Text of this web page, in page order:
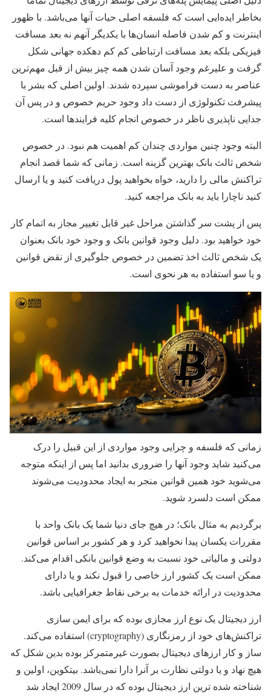
بخاطر ایده‌ایی است که فلسفه اصلی حیات آنها می‌باشد. با ظهور
اینترنت و کم شدن فاصله انسان‌ها با یکدیگر آنهم نه بعد مسافت
فیزیکی بلکه بعد مسافت ارتباطی کم کم دهکده جهانی شکل
گرفت و علیرغم وجود آسان شدن همه چیز بیش از قبل مهم‌ترین
عناصر به دست فراموشی سپرده شدند. اولین اصلی که بشر با
پیشرفت تکنولوژی از دست داد وجود حریم خصوص و در پس آن
جدایی ناپذیری ناظر در خصوص انجام کلیه فرایندها است.
البته وجود چنین مواردی چندان کم اهمیت هم نبود. در خصوص
شخص ثالث بانک بهترین گزینه است. زمانی که شما قصد انجام
تراکنش مالی را دارید، خواه بخواهید پول دریافت کنید و یا ارسال
کنید ناچارا باید به بانک مراجعه کنید.
پس از پشت سر گذاشتن مراحل غیر قابل تغییر مجاز به اتمام کار
خود خواهید بود. دلیل وجود قوانین بانک و وجود خود بانک بعنوان
یک شخص ثالث اخذ تضمین در خصوص جلوگیری از نقض قوانین
و یا سو استفاده به هر نحوی است.
زمانی که فلسفه و چرایی وجود مواردی از این قبیل را درک
می‌کنید شاید وجود آنها را ضروری بدانید اما پس از اینکه متوجه
می‌شوید خود همین قوانین منجر به ایجاد محدودیت می‌شوند
ممکن است دلسرد شوید.
برگردیم به مثال بانک؛ در هیچ جای دنیا شما یک بانک واحد با
مقررات یکسان پیدا نخواهید کرد و هر کشور بر اساس قوانین
دولتی و مالیاتی خود نسبت به وضع قوانین بانکی اقدام می‌کند.
ممکن است یک کشور ارز خاصی را قبول نکند و یا دارای
محدودیت در ارائه خدمات به برخی نقاط جغرافیایی باشد.
ارز دیجیتال یک نوع ارز مجازی بوده که برای ایمن سازی
تراکنش‌های خود از رمزنگاری (cryptography) استفاده می‌کند.
ساز و کار ارزهای دیجیتال بصورت غیرمتمرکز بوده بدین شکل که
هیچ نهاد و یا دولتی نظارت بر آنرا دارا نمی‌باشد. بیتکوین، اولین و
شناخته شده‌ ترین ارز دیجیتال بوده که در سال 2009 ایجاد شد